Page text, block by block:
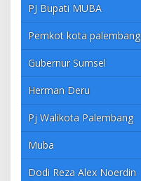
PJ Bupati MUBA
Pemkot kota palembang
Gubernur Sumsel
Herman Deru
Pj Walikota Palembang
Muba
Dodi Reza Alex Noerdin